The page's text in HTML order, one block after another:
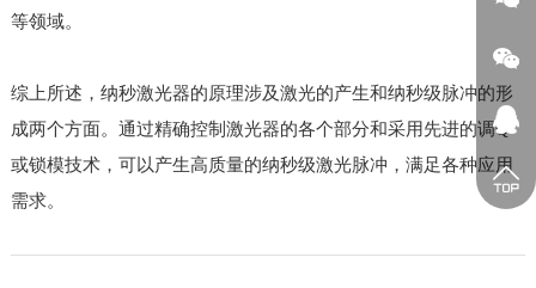
等领域。
综上所述，纳秒激光器的原理涉及激光的产生和纳秒级脉冲的形
成两个方面。通过精确控制激光器的各个部分和采用先进的调Q
或锁模技术，可以产生高质量的纳秒级激光脉冲，满足各种应用
需求。